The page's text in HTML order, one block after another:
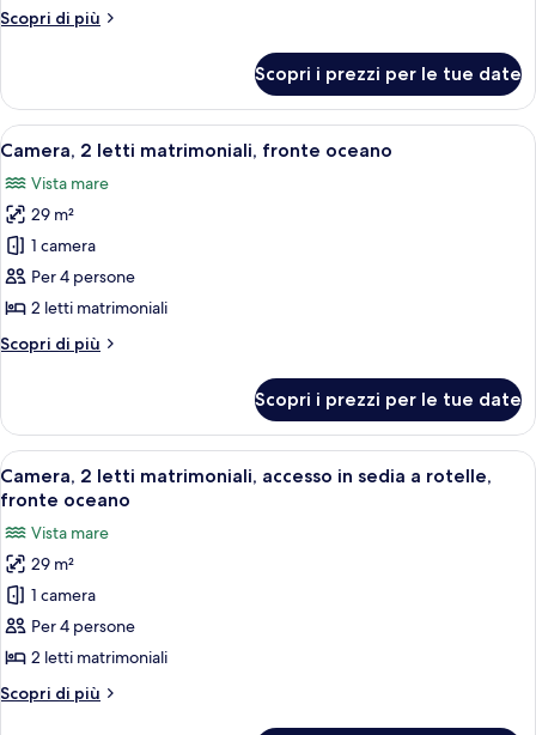
queen,
Scopri di più
Altri
1
letto
queen,
città
Scopri i prezzi per le tue date
Apri
tutte
le
foto
per
Camera,
2
matrimoniali,
Una camera d'albergo con due letti,
5
Camera, 2 letti matrimoniali, fronte oceano
Vista mare
29 m²
1 camera
Per 4 persone
2 letti matrimoniali
Scopri di più
Altri
2
letti
matrimoniali,
fronte
Scopri i prezzi per le tue date
Apri
tutte
foto
per
Camera,
2
letti
matrimoniali,
accesso
Camera d'albergo con due letti, una
6
Camera, 2 letti matrimoniali, accesso in sedia a rotelle,
fronte oceano
Vista mare
29 m²
1 camera
Per 4 persone
2 letti matrimoniali
Scopri di più
Altri